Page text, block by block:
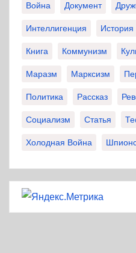
Война Документ
Интеллигенция История
Книга Коммунизм
Маразм Марксизм
Политика Рассказ
Социализм Статья
Холодная Война